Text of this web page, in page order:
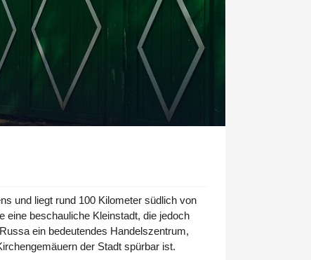
und liegt rund 100 Kilometer südlich von
eine beschauliche Kleinstadt, die jedoch
ein bedeutendes Handelszentrum,
der Stadt spürbar ist.